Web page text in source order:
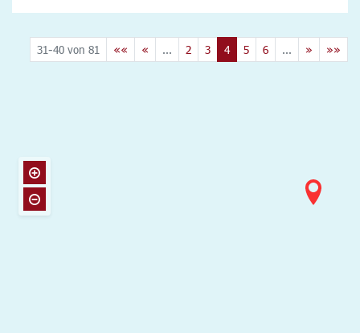
31-40 von 81 «« « ... 2 3 4 5 6 ... » »»